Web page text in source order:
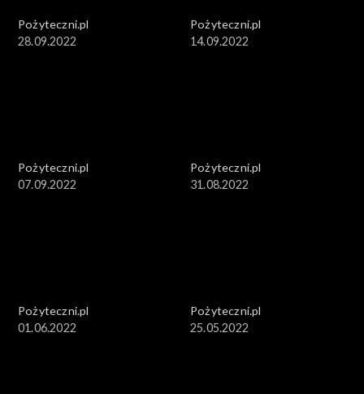
Pożyteczni.pl
28.09.2022
Pożyteczni.pl
14.09.2022
Pożyteczni.pl
07.09.2022
Pożyteczni.pl
31.08.2022
Pożyteczni.pl
01.06.2022
Pożyteczni.pl
25.05.2022